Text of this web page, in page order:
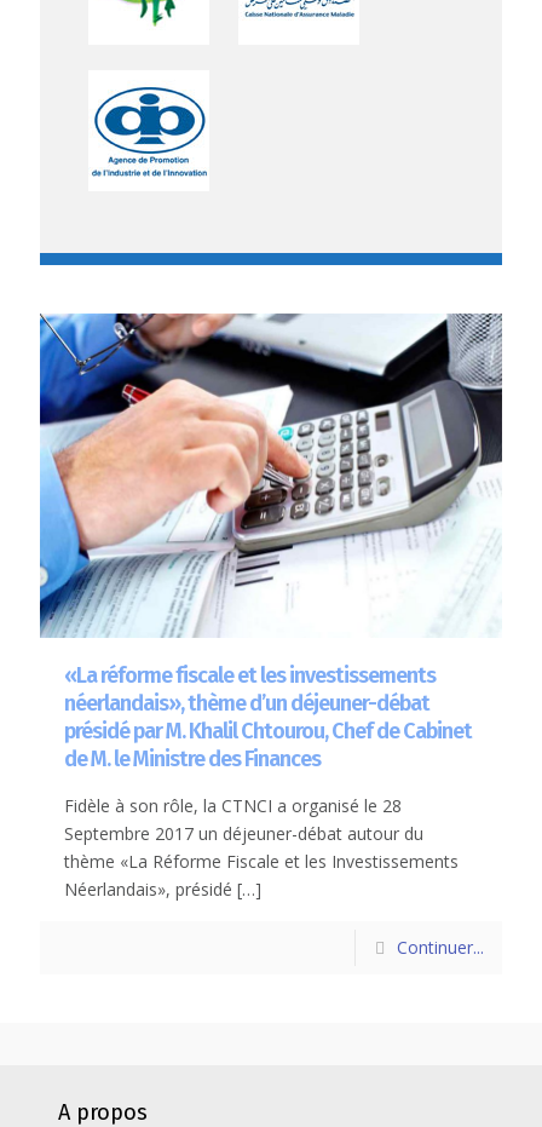
«La réforme fiscale et les investissements
néerlandais», thème d’un déjeuner-débat
présidé par M. Khalil Chtourou, Chef de Cabinet
de M. le Ministre des Finances
Fidèle à son rôle, la CTNCI a organisé le 28
Septembre 2017 un déjeuner-débat autour du
thème «La Réforme Fiscale et les Investissements
Néerlandais», présidé […]
Continuer...
A propos